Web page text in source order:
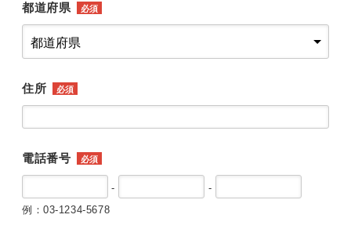
都道府県 必須
住所 必須
電話番号 必須
-
-
例：03-1234-5678